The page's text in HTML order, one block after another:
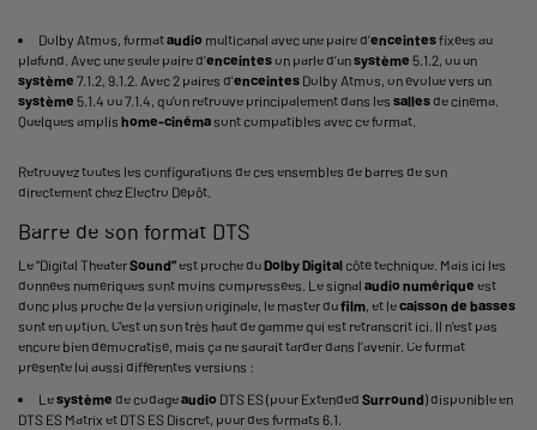
Dolby Atmos, formataudio multicanal avec une paire d’enceintesfixées au
plafond. Avec une seule paire d’enceinteson parle d’unsystème 5.1.2, ou un
système 7.1.2, 9.1.2. Avec 2 paires d'enceintes Dolby Atmos, on évolue vers un
système 5.1.4 ou 7.1.4, qu’on retrouve principalement dans les sallesde cinéma.
Quelques amplis home-cinémasont compatibles avec ce format.
Retrouvez toutes les configurations de ces ensembles de barres de son
directement chez Electro Dépôt.
Barre de son format DTS
Le “Digital TheaterSound”est proche duDolby Digitalcôté technique. Mais ici les
données numériques sont moins compressées. Le signal audio numérique est
donc plus proche de la version originale, le master dufilm, et lecaisson de basses
sont en option. C’est un son très haut de gamme qui est retranscrit ici. Il n’est pas
encore bien démocratisé, mais ça ne saurait tarder dans l’avenir. Ce format
présente lui aussi différentes versions :
Lesystème de codageaudio DTS ES (pour Extended Surround) disponible en
DTS ES Matrix et DTS ES Discret, pour des formats 6.1.